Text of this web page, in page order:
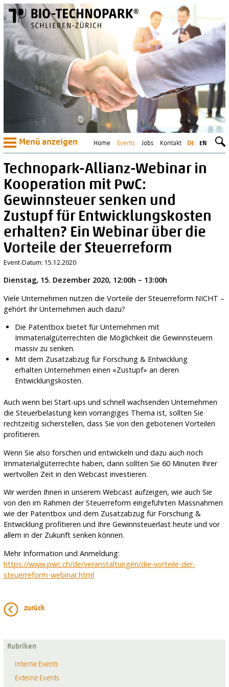
Menü anzeigen DE EN
Home Events Jobs Kontakt
Technopark-Allianz-Webinar in
Kooperation mit PwC:
Gewinnsteuer senken und
Zustupf für Entwicklungskosten
erhalten? Ein Webinar über die
Vorteile der Steuerreform
Event-Datum: 15.12.2020
Dienstag, 15. Dezember 2020, 12:00h – 13:00h
Viele Unternehmen nutzen die Vorteile der Steuerreform NICHT –
gehört Ihr Unternehmen auch dazu?
Die Patentbox bietet für Unternehmen mit
Immaterialgüterrechten die Möglichkeit die Gewinnsteuern
massiv zu senken.
Mit dem Zusatzabzug für Forschung & Entwicklung
erhalten Unternehmen einen «Zustupf» an deren
Entwicklungskosten.
Auch wenn bei Start-ups und schnell wachsenden Unternehmen
die Steuerbelastung kein vorrangiges Thema ist, sollten Sie
rechtzeitig sicherstellen, dass Sie von den gebotenen Vorteilen
profitieren.
Wenn Sie also forschen und entwickeln und dazu auch noch
Immaterialgüterrechte haben, dann sollten Sie 60 Minuten Ihrer
wertvollen Zeit in den Webcast investieren.
Wir werden Ihnen in unserem Webcast aufzeigen, wie auch Sie
von den im Rahmen der Steuerreform eingeführten Massnahmen
wie der Patentbox und dem Zusatzabzug für Forschung &
Entwicklung profitieren und Ihre Gewinnsteuerlast heute und vor
allem in der Zukunft senken können.
Mehr Information und Anmeldung:
https://www.pwc.ch/de/veranstaltungen/die-vorteile-der-
steuerreform-webinar.html
zurück
Rubriken
Interne Events
Externe Events